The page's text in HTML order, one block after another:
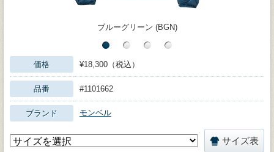
ブルーグリーン (BGN)
価格 ¥18,300（税込）
品番 #1101662
ブランド モンベル
サイズ表